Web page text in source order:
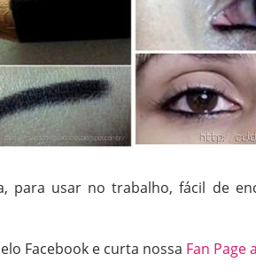
para usar no trabalho, fácil de
Facebook e curta nossa Fan Page